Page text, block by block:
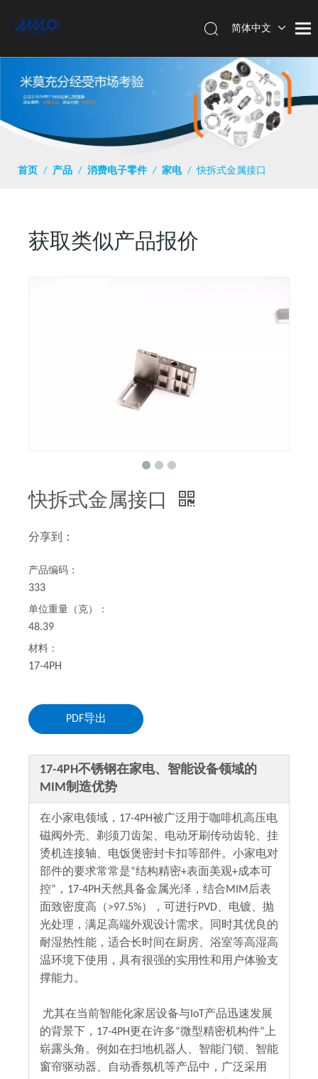
简体中文
首页 / 产品 / 消费电子零件 / 家电 / 快拆式金属接口
获取类似产品报价
快拆式金属接口
分享到：
产品编码：
333
单位重量（克）：
48.39
材料：
17-4PH
PDF导出
17-4PH不锈钢在家电、智能设备领域的
MIM制造优势
在小家电领域，17-4PH被广泛用于咖啡机高压电
磁阀外壳、剃须刀齿架、电动牙刷传动齿轮、挂
烫机连接轴、电饭煲密封卡扣等部件。小家电对
部件的要求常常是“结构精密+表面美观+成本可
控”，17-4PH天然具备金属光泽，结合MIM后表
面致密度高（>97.5%），可进行PVD、电镀、抛
光处理，满足高端外观设计需求。同时其优良的
耐湿热性能，适合长时间在厨房、浴室等高湿高
温环境下使用，具有很强的实用性和用户体验支
撑能力。
尤其在当前智能化家居设备与IoT产品迅速发展
的背景下，17-4PH更在许多“微型精密机构件”上
崭露头角。例如在扫地机器人、智能门锁、智能
窗帘驱动器、自动香氛机等产品中，广泛采用